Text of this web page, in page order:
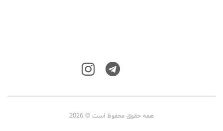
همه حقوق محفوظ است © 2026